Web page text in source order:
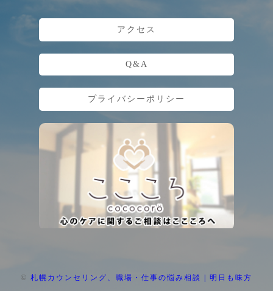
アクセス
Q&A
プライバシーポリシー
© 札幌カウンセリング、職場・仕事の悩み相談 | 明日も味方